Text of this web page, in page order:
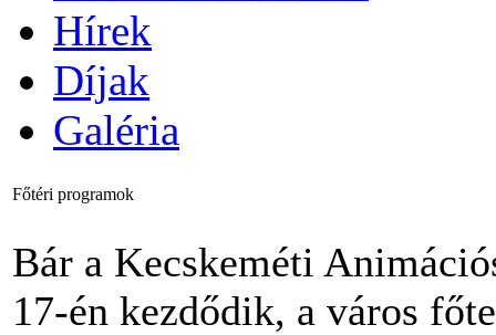
Hírek
Díjak
Galéria
Főtéri programok
Bár a Kecskeméti
17-én kezdődik, a város